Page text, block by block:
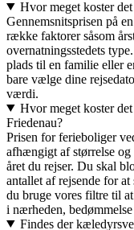
Hvor meget koster
Gennemsnitsprisen på
række faktorer såsom
overnatningsstedets
plads til en familie eller
bare vælge dine
værdi.
Hvor meget koster
Friedenau?
Prisen for ferieboliger
afhængigt af størrelse og
året du rejser. Du skal
antallet af rejsende for
du bruge vores filtre til
i nærheden,
Findes der